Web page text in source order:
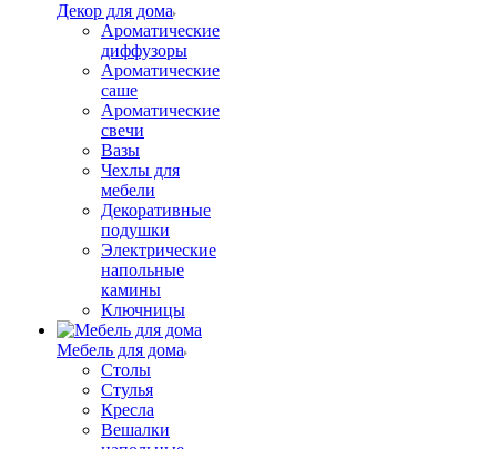
Декор для дома
Ароматические
диффузоры
Ароматические
саше
Ароматические
свечи
Вазы
Чехлы для
мебели
Декоративные
подушки
Электрические
напольные
камины
Ключницы
Мебель для дома
Столы
Стулья
Кресла
Вешалки